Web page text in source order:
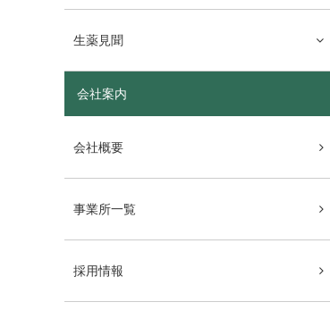
生薬見聞
会社案内
会社概要
事業所一覧
採用情報